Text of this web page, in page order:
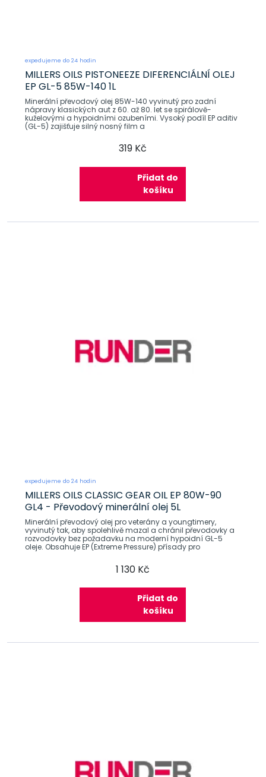
expedujeme do 24 hodin
MILLERS OILS PISTONEEZE DIFERENCIÁLNÍ OLEJ
EP GL-5 85W-140 1L
Minerální převodový olej 85W-140 vyvinutý pro zadní
nápravy klasických aut z 60. až 80. let se spirálově-
kuželovými a hypoidními ozubeními. Vysoký podíl EP aditiv
(GL-5) zajišťuje silný nosný film a
319 Kč
Přidat do
košíku
expedujeme do 24 hodin
MILLERS OILS CLASSIC GEAR OIL EP 80W-90
GL4 - Převodový minerální olej 5L
Minerální převodový olej pro veterány a youngtimery,
vyvinutý tak, aby spolehlivě mazal a chránil převodovky a
rozvodovky bez požadavku na moderní hypoidní GL-5
oleje. Obsahuje EP (Extreme Pressure) přísady pro
1 130 Kč
Přidat do
košíku